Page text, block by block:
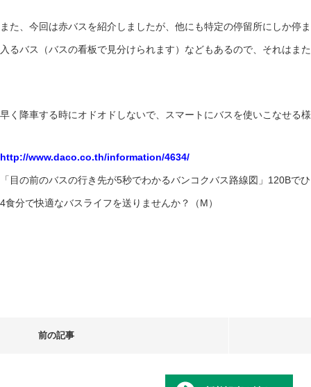
また、今回は赤バスを紹介しましたが、他にも特定の停留所にしか停
入るバス（バスの看板で見分けられます）などもあるので、それはま
早く降車する時にオドオドしないで、スマートにバスを使いこなせる
http://www.daco.co.th/information/4634/
「目の前のバスの行き先が5秒でわかるバンコクバス路線図」120Bで
4食分で快適なバスライフを送りませんか？（M）
前の記事